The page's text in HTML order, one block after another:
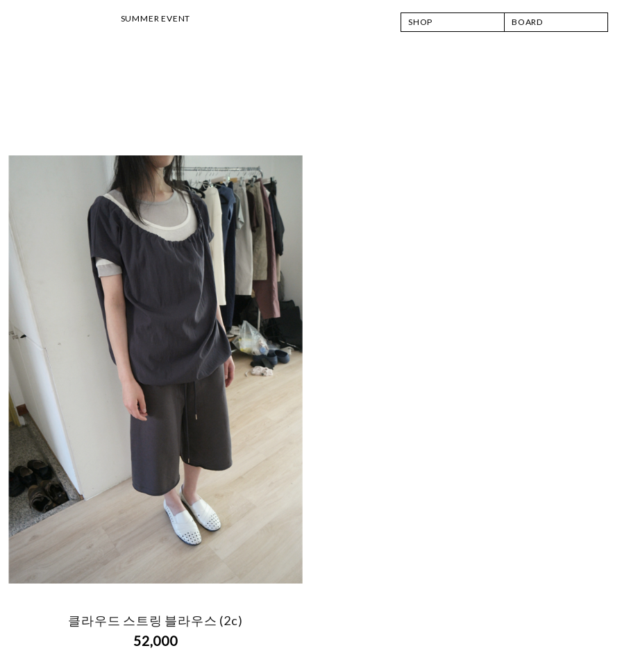
26 여름 휴가 안내 SHOP BOARD
클라우드 스트링 블라우스 (2c)
52,000